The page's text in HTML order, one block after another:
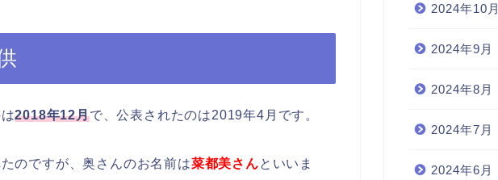
2018年12月で、公表されたのは2019年4月です。
のですが、奥さんのお名前は菜都美さんといいま
2024年10月
2024年9月
2024年8月
2024年7月
2024年6月